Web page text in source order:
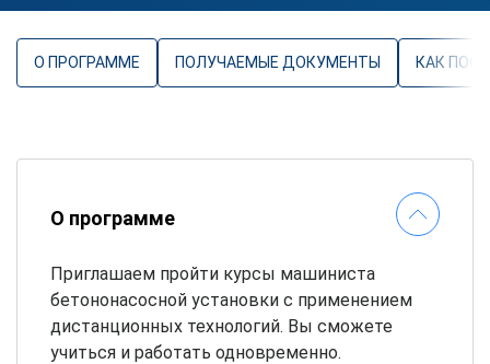
О ПРОГРАММЕ ПОЛУЧАЕМЫЕ ДОКУМЕНТЫ КАК
О программе
Приглашаем пройти курсы машиниста
бетононасосной установки с применением
дистанционных технологий. Вы сможете
учиться и работать одновременно.